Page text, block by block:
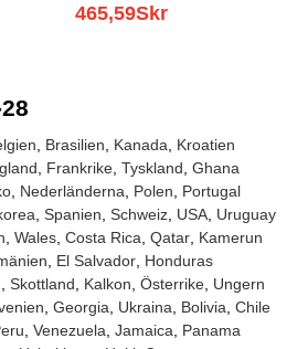
Svart Bortatröja Matchtröjor
465,59Skr
Brasilien Kanada
Kroatien
Frankrike Tyskland Ghana
Nederländerna Polen
Portugal
Spanien Schweiz USA Uruguay
Wales Costa Rica Qatar Kamerun
El Salvador Honduras
Skottland Kalkon Österrike Ungern
Georgia Ukraina Bolivia Chile
Venezuela Jamaica
Panama